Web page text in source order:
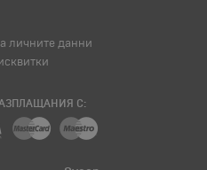
личните данни
С: